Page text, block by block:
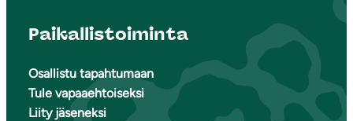
Paikallistoiminta
Osallistu tapahtumaan
Tule vapaaehtoiseksi
Liity jäseneksi